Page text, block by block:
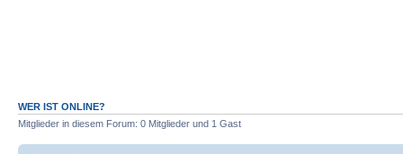
WER IST ONLINE?
Mitglieder in diesem Forum: 0 Mitglieder und 1 Gast